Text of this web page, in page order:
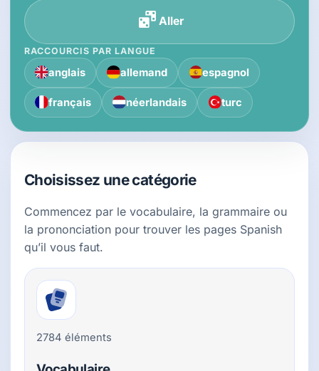
Aller
RACCOURCIS PAR LANGUE
anglais allemand espagnol
français néerlandais turc
Choisissez une catégorie
Commencez par le vocabulaire, la grammaire ou
la prononciation pour trouver les pages Spanish
qu’il vous faut.
2784 éléments